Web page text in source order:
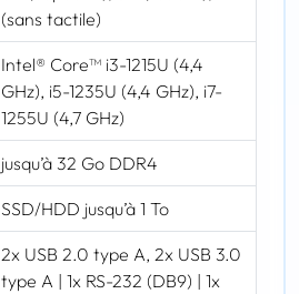
(sans tactile)
Intel® Core™ i3-1215U (4,4
GHz), i5-1235U (4,4 GHz), i7-
1255U (4,7 GHz)
jusqu’à 32 Go DDR4
SSD/HDD jusqu’à 1 To
2x USB 2.0 type A, 2x USB 3.0
type A | 1x RS-232 (DB9) | 1x